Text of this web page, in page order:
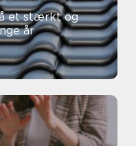
et stærkt og
år